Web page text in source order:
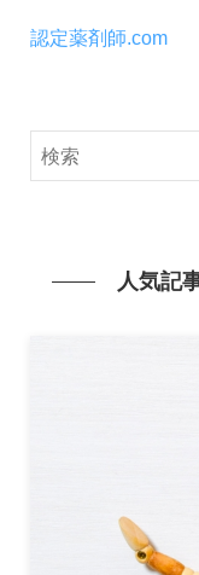
認定薬剤師.com
人気記